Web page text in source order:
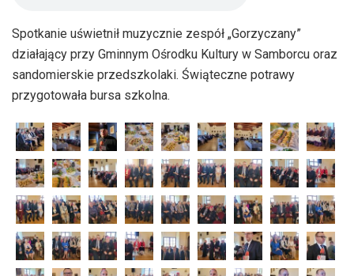
Spotkanie uświetnił muzycznie zespół „Gorzyczany”
działający przy Gminnym Ośrodku Kultury w Samborcu oraz
sandomierskie przedszkolaki. Świąteczne potrawy
przygotowała bursa szkolna.